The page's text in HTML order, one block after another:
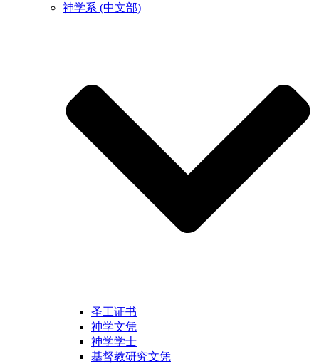
神学系 (中文部)
圣工证书
神学文凭
神学学士
基督教研究文凭